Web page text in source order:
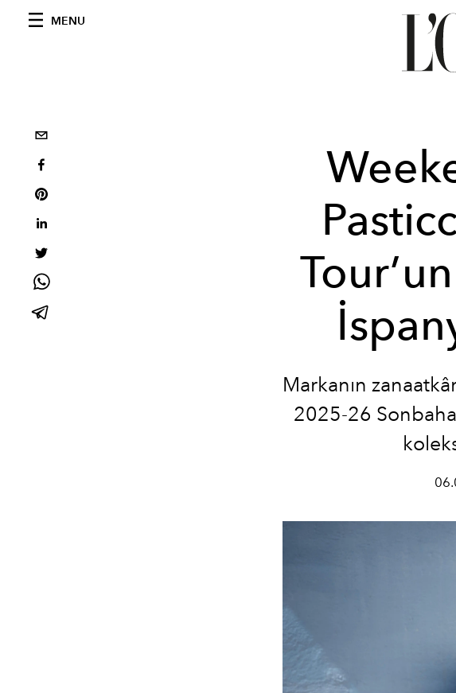
MENU
Markanın
2025-26